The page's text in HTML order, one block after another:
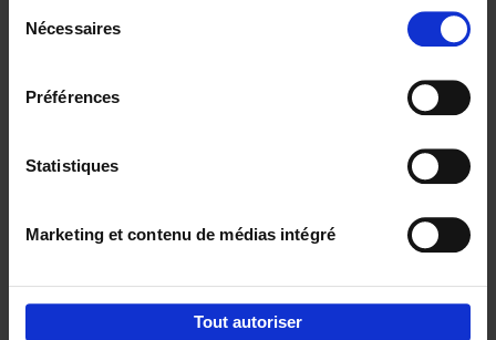
Nécessaires
Préférences
Statistiques
Marketing et contenu de médias intégré
Tout autoriser
Building Bonds = Building